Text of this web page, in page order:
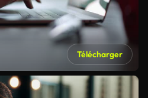
Télécharger